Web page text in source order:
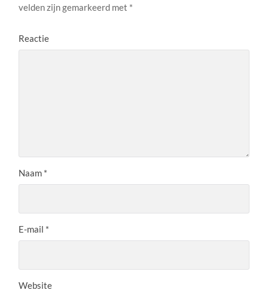
velden zijn gemarkeerd met *
Reactie
Naam *
E-mail *
Website